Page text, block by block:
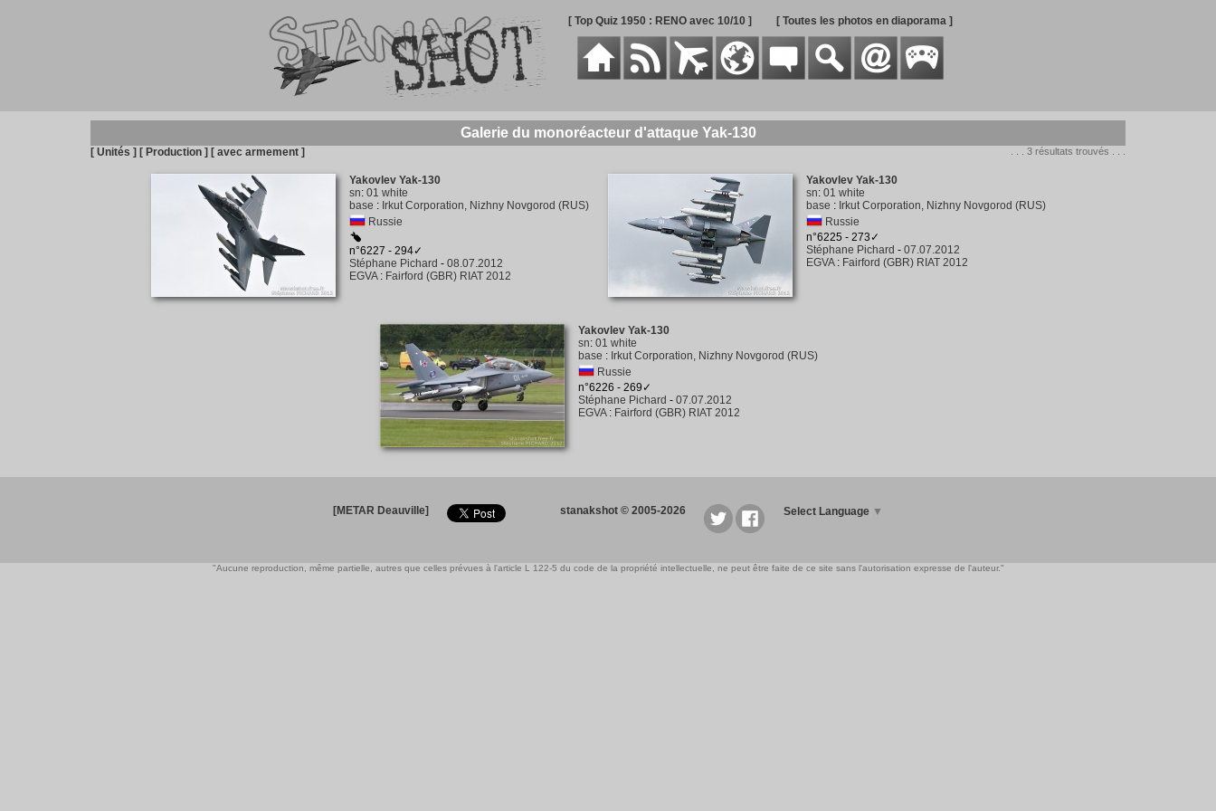
[ Top Quiz 1950 : RENO avec 10/10 ] [ Toutes les photos en diaporama ]
Galerie du monoréacteur d'attaque Yak-130
[ Unités ] [ Production ] [ avec armement ] . . . 3 résultats trouvés . . .
Yakovlev Yak-130
sn: 01 white
base : Irkut Corporation, Nizhny Novgorod (RUS)
Russie
n°6227 - 294✓
Stéphane Pichard - 08.07.2012
EGVA: Fairford (GBR) RIAT 2012
Yakovlev Yak-130
sn: 01 white
base : Irkut Corporation, Nizhny Novgorod (RUS)
Russie
n°6225 - 273✓
Stéphane Pichard - 07.07.2012
EGVA: Fairford (GBR) RIAT 2012
Yakovlev Yak-130
sn: 01 white
base : Irkut Corporation, Nizhny Novgorod (RUS)
Russie
n°6226 - 269✓
Stéphane Pichard - 07.07.2012
EGVA: Fairford (GBR) RIAT 2012
[METAR Deauville] stanakshot © 2005-2026 Select Language ▼
"Aucune reproduction, même partielle, autres que celles prévues à l'article L 122-5 du code de la propriété intellectuelle, ne peut être faite de ce site sans l'autorisation expresse de l'auteur."